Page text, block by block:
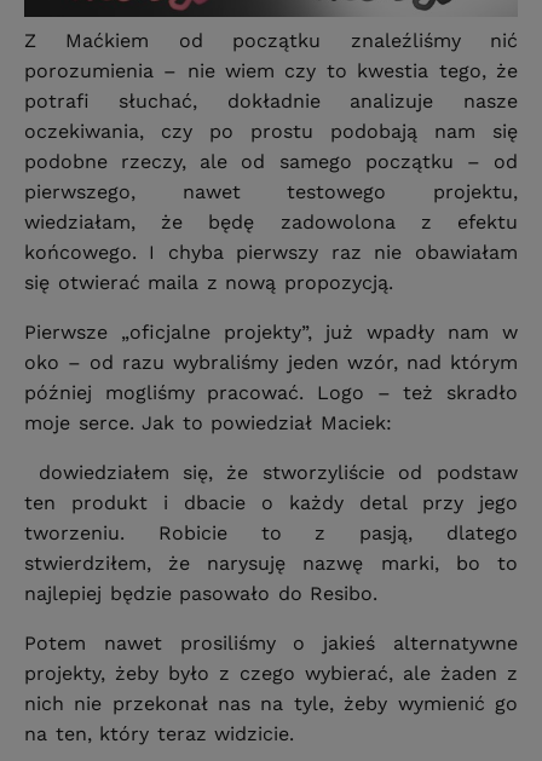
Z Maćkiem od początku znaleźliśmy nić
porozumienia – nie wiem czy to kwestia tego, że
potrafi słuchać, dokładnie analizuje nasze
oczekiwania, czy po prostu podobają nam się
podobne rzeczy, ale od samego początku – od
pierwszego, nawet testowego projektu,
wiedziałam, że będę zadowolona z efektu
końcowego. I chyba pierwszy raz nie obawiałam
się otwierać maila z nową propozycją.
Pierwsze „oficjalne projekty”, już wpadły nam w
oko – od razu wybraliśmy jeden wzór, nad którym
później mogliśmy pracować. Logo – też skradło
moje serce. Jak to powiedział Maciek:
dowiedziałem się, że stworzyliście od podstaw
ten produkt i dbacie o każdy detal przy jego
tworzeniu. Robicie to z pasją, dlatego
stwierdziłem, że narysuję nazwę marki, bo to
najlepiej będzie pasowało do Resibo.
Potem nawet prosiliśmy o jakieś alternatywne
projekty, żeby było z czego wybierać, ale żaden z
nich nie przekonał nas na tyle, żeby wymienić go
na ten, który teraz widzicie.